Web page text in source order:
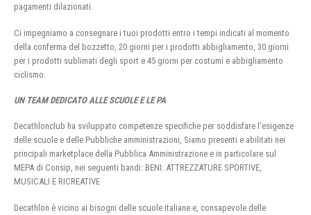
pagamenti dilazionati.
Ci impegniamo a consegnare i tuoi prodotti entro i tempi indicati al momento
della conferma del bozzetto, 20 giorni per i prodotti abbigliamento, 30 giorni
per i prodotti sublimati degli sport e 45 giorni per costumi e abbigliamento
ciclismo.
UN TEAM DEDICATO ALLE SCUOLE E LE PA
Decathlonclub ha sviluppato competenze specifiche per soddisfare l’esigenze
delle scuole e delle Pubbliche amministrazioni, Siamo presenti e abilitati nei
principali marketplace della Pubblica Amministrazione e in particolare sul
MEPA di Consip, nei seguenti bandi: BENI: ATTREZZATURE SPORTIVE,
MUSICALI E RICREATIVE
Decathlon è vicino ai bisogni delle scuole italiane e, consapevole delle